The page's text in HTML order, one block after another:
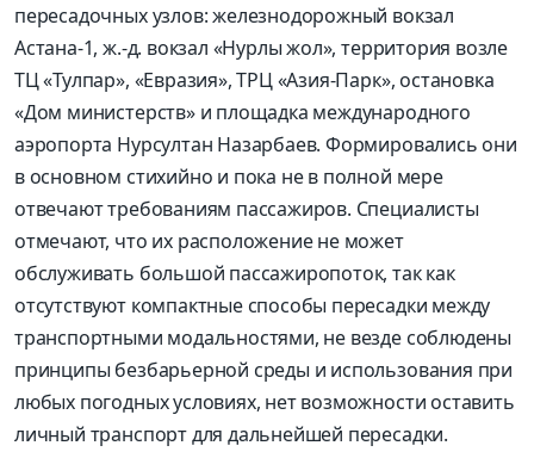
пересадочных узлов: железнодорожный вокзал
Астана-1, ж.-д. вокзал «Нурлы жол», территория возле
ТЦ «Тулпар», «Евразия», ТРЦ «Азия-Парк», остановка
«Дом министерств» и площадка международного
аэропорта Нурсултан Назарбаев. Формировались они
в основном стихийно и пока не в полной мере
отвечают требованиям пассажиров. Специалисты
отмечают, что их расположение не может
обслуживать большой пассажиропоток, так как
отсутствуют компактные способы пересадки между
транспортными модальностями, не везде соблюдены
принципы безбарьерной среды и использования при
любых погодных условиях, нет возможности оставить
личный транспорт для дальнейшей пересадки.